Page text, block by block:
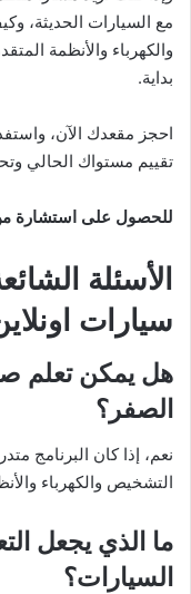
مع السيارات الحديثة،
والكهرباء والأنظمة
بداية.
احجز مقعدك الآن،
تقييم مستواك الحالي
للحصول على استشارة
الأسئلة
سيارات
هل يمكن تعلم
الصفر؟
نعم، إذا كان البرنامج
التشخيص والكهرباء
ما الذي يجعل
السيارات؟